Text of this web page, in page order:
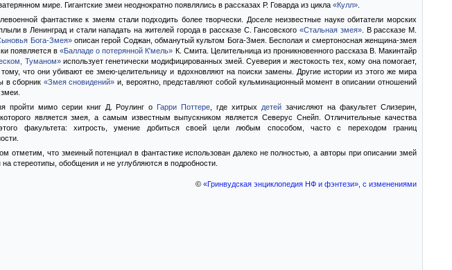
мире. Гигантские змеи неоднократно появлялись в рассказах Р. Говарда из цикла «Кулл»
фантастике к змеям стали подходить более творчески. Доселе неизвестные науке обитатели морских
в Ленинград и стали нападать на жителей города в рассказе С. Гансовского«Стальная змея». В рассказе М.
Бога-Змея»описан герой Соджан, обманутый культом Бога-Змея. Бесполая и смертоносная женщина-змея
появляется в«Балладе о потерянной К'мель» К. Смита. Целительница из проникновенного рассказа В. Макинтайр
Туманом»использует генетически модифицированных змей. Суеверия и жестокость тех, кому она помогает,
тому, что они убивают ее змею-целительницу и вдохновляют на поиски замены. Другие истории из этого же мира
в сборник «Змея сновидений» и, вероятно, представляют собой кульминационный момент в описании отношений
пройти мимо серии книг Д. Роулинг о Гарри Поттере , где хитрых детей зачисляют на факультет Слизерин,
является змея, а самым известным выпускником является Северус Снейп. Отличительные качества
факультета: хитрость, умение добиться своей цели любым способом, часто с переходом границ
отметим, что змеиный потенциал в фантастике использован далеко не полностью, а авторы при описании змей
на стереотипы, обобщения и не углубляются в подробности.
© «Гринвудская энциклопедия НФ и фэнтези», с изменениями